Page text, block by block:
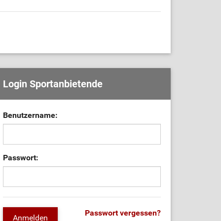
Login Sportanbietende
Benutzername:
Passwort:
Passwort vergessen?